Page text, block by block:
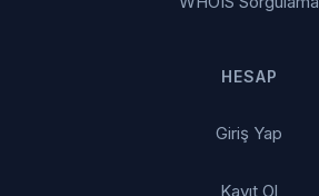
HESAP
Giriş Yap
Kayıt Ol